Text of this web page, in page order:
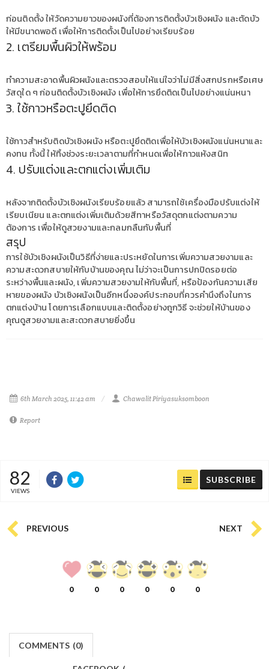
ก่อนติดตั้ง ให้วัดความยาวของผนังที่ต้องการติดตั้งบัวเชิงผนัง และตัดบัว
ให้มีขนาดพอดี เพื่อให้การติดตั้งเป็นไปอย่างเรียบร้อย
2. เตรียมพื้นผิวให้พร้อม
ทำความสะอาดพื้นผิวผนังและตรวจสอบให้แน่ใจว่าไม่มีสิ่งสกปรกหรือเศษ
วัสดุใด ๆ ก่อนติดตั้งบัวเชิงผนัง เพื่อให้การยึดติดเป็นไปอย่างแน่นหนา
3. ใช้กาวหรือตะปูยึดติด
ใช้กาวสำหรับติดบัวเชิงผนัง หรือตะปูยึดติดเพื่อให้บัวเชิงผนังแน่นหนาและ
คงทน ทั้งนี้ ให้ทิ้งช่วงระยะเวลาตามที่กำหนดเพื่อให้กาวแห้งสนิท
4. ปรับแต่งและตกแต่งเพิ่มเติม
หลังจากติดตั้งบัวเชิงผนังเรียบร้อยแล้ว สามารถใช้เครื่องมือปรับแต่งให้
เรียบเนียน และตกแต่งเพิ่มเติมด้วยสีทาหรือวัสดุตกแต่งตามความ
ต้องการ เพื่อให้ดูสวยงามและกลมกลืนกับพื้นที่
สรุป
การใช้บัวเชิงผนังเป็นวิธีที่ง่ายและประหยัดในการเพิ่มความสวยงามและ
ความสะดวกสบายให้กับบ้านของคุณ ไม่ว่าจะเป็นการปกปิดรอยต่อ
ระหว่างพื้นและผนัง, เพิ่มความสวยงามให้กับพื้นที่, หรือป้องกันความเสีย
หายของผนัง บัวเชิงผนังเป็นอีกหนึ่งองค์ประกอบที่ควรคำนึงถึงในการ
ตกแต่งบ้าน โดยการเลือกแบบและติดตั้งอย่างถูกวิธี จะช่วยให้บ้านของ
คุณดูสวยงามและสะดวกสบายยิ่งขึ้น
6th March 2025, 11:42 am Chawalit Piriyasuksomboon
Report
82
VIEWS
SUBSCRIBE
PREVIOUS NEXT
0 0 0 0 0 0
COMMENTS (0)